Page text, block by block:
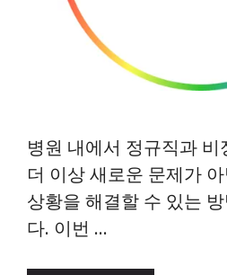
병원 내에서 정규직과
더 이상 새로운 문제가
상황을 해결할 수 있는
다. 이번 …